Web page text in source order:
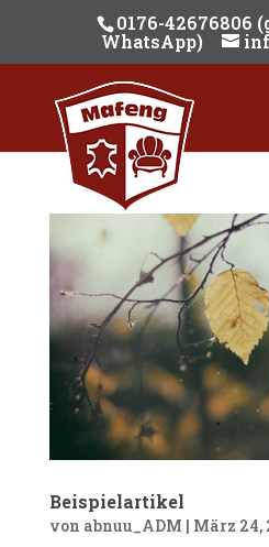
0176-42676806
WhatsApp)
Beispielartikel
von abnuu_ADM | März 24,